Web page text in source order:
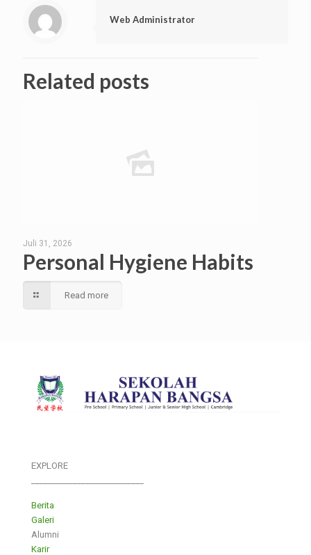
Web Administrator
Related posts
Juli 31, 2026
Personal Hygiene Habits
Read more
EXPLORE
Berita
Galeri
Alumni
Karir